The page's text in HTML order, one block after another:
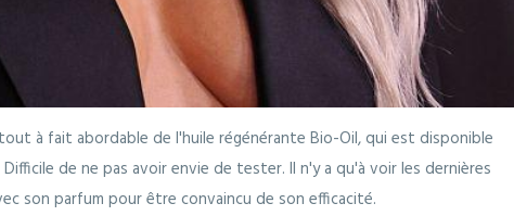
à fait abordable de l'huile régénérante Bio-Oil, qui est disponible
de ne pas avoir envie de tester. Il n'y a qu'à voir les dernières
son parfum pour être convaincu de son efficacité.